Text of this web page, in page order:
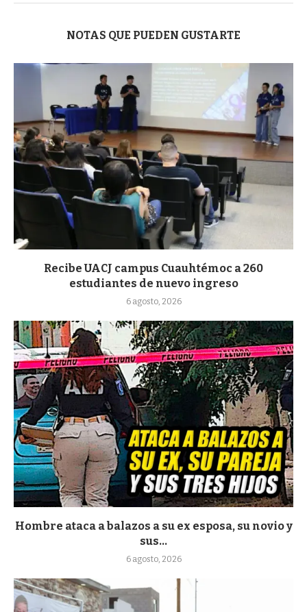
NOTAS QUE PUEDEN GUSTARTE
Recibe UACJ campus Cuauhtémoc a 260
estudiantes de nuevo ingreso
6 agosto, 2026
Hombre ataca a balazos a su ex esposa, su novio y
sus...
6 agosto, 2026